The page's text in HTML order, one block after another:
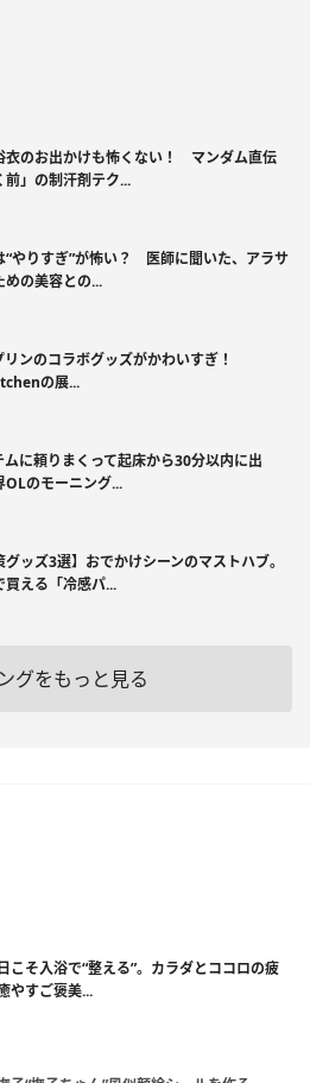
衣のお出かけも怖くない！ マンダム直伝
前」の制汗剤テク...
“やりすぎ”が怖い？ 医師に聞いた、アラサ
めの美容との...
リンのコラボグッズがかわいすぎ！
の展...
ムに頼りまくって起床から30分以内に出
のモーニング...
グッズ3選】おでかけシーンのマストハブ。
買える「冷感パ...
グをもっと見る
こそ入浴で“整える”。カラダとココロの疲
やすご褒美...